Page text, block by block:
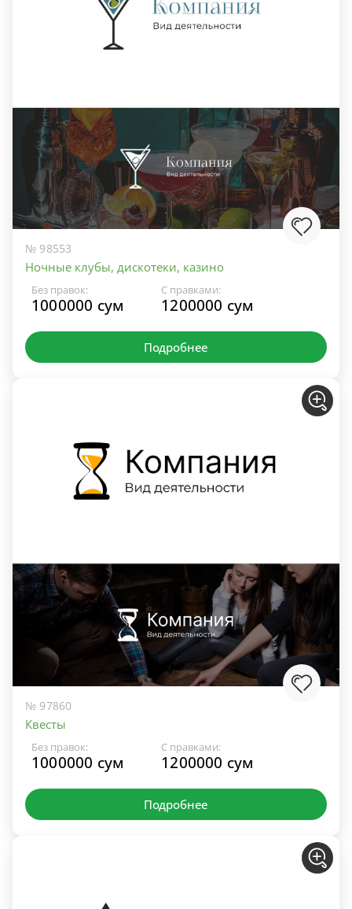
№ 98553
Ночные клубы, дискотеки, казино
Без правок:
1000000 сум
С правками:
1200000 сум
Подробнее
№ 97860
Квесты
Без правок:
1000000 сум
С правками:
1200000 сум
Подробнее